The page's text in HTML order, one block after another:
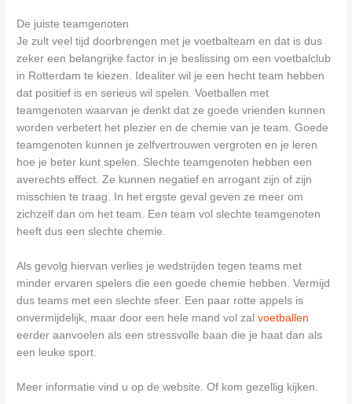
De juiste teamgenoten
Je zult veel tijd doorbrengen met je voetbalteam en dat is dus
zeker een belangrijke factor in je beslissing om een voetbalclub
in Rotterdam te kiezen. Idealiter wil je een hecht team hebben
dat positief is en serieus wil spelen. Voetballen met
teamgenoten waarvan je denkt dat ze goede vrienden kunnen
worden verbetert het plezier en de chemie van je team. Goede
teamgenoten kunnen je zelfvertrouwen vergroten en je leren
hoe je beter kunt spelen. Slechte teamgenoten hebben een
averechts effect. Ze kunnen negatief en arrogant zijn of zijn
misschien te traag. In het ergste geval geven ze meer om
zichzelf dan om het team. Een team vol slechte teamgenoten
heeft dus een slechte chemie.
Als gevolg hiervan verlies je wedstrijden tegen teams met
minder ervaren spelers die een goede chemie hebben. Vermijd
dus teams met een slechte sfeer. Een paar rotte appels is
onvermijdelijk, maar door een hele mand vol zalvoetballen
eerder aanvoelen als een stressvolle baan die je haat dan als
een leuke sport.
Meer informatie vind u op de website. Of kom gezellig kijken.